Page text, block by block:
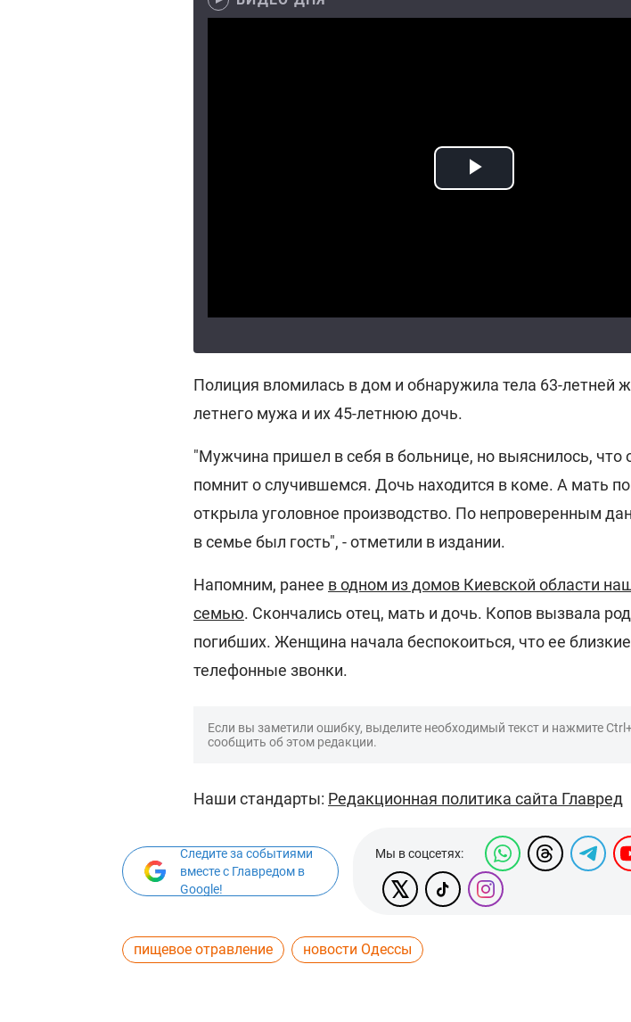
Полиция вломилась в дом и обнаружила тела 63-летней
летнего мужа и их 45-летнюю дочь.
"Мужчина пришел в себя в больнице, но выяснилось, что
помнит о случившемся. Дочь находится в коме. А мать
открыла уголовное производство. По непроверенным
в семье был гость", - отметили в издании.
Напомним, ранее в одном из домов Киевской области
семью. Скончались отец, мать и дочь. Копов вызвала
погибших. Женщина начала беспокоиться, что ее
телефонные звонки.
Если вы заметили ошибку, выделите необходимый текст и нажмите
сообщить об этом редакции.
Наши стандарты: Редакционная политика сайта Главред
Следите за событиями
вместе с Главредом в
Google!
Мы в соцсетях:
пищевое отравление новости Одессы